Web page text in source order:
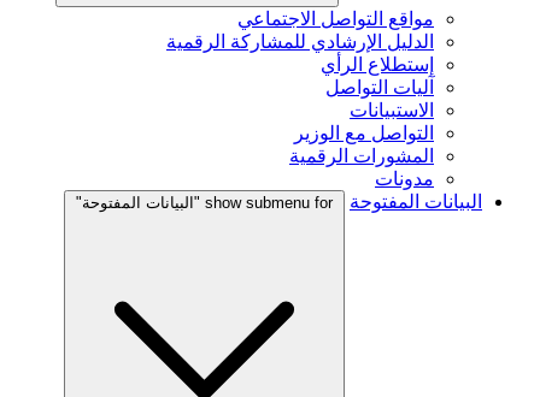
مواقع التواصل الاجتماعي
الدليل الإرشادي للمشاركة الرقمية
إستطلاع الرأي
آليات التواصل
الاستبيانات
التواصل مع الوزير
المشورات الرقمية
مدونات
البيانات المفتوحة
show submenu for "البيانات المفتوحة"